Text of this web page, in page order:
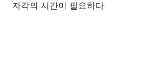
자각의 시간이 필요하다